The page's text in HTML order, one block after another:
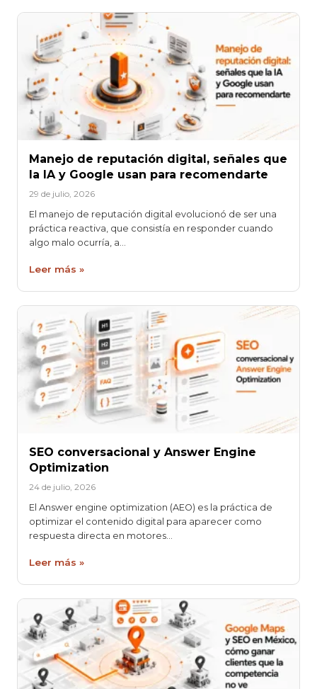
Manejo de reputación digital, señales que
la IA y Google usan para recomendarte
29 de julio, 2026
El manejo de reputación digital evolucionó de ser una
práctica reactiva, que consistía en responder cuando
algo malo ocurría, a…
Leer más »
SEO conversacional y Answer Engine
Optimization
24 de julio, 2026
El Answer engine optimization (AEO) es la práctica de
optimizar el contenido digital para aparecer como
respuesta directa en motores…
Leer más »